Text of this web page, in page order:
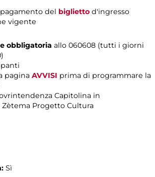
del biglietto d'ingresso
vigente
obbligatoria allo 060608 (tutti i giorni
pagina AVVISI prima di programmare la
Capitolina in
Zètema Progetto Cultura
Sì